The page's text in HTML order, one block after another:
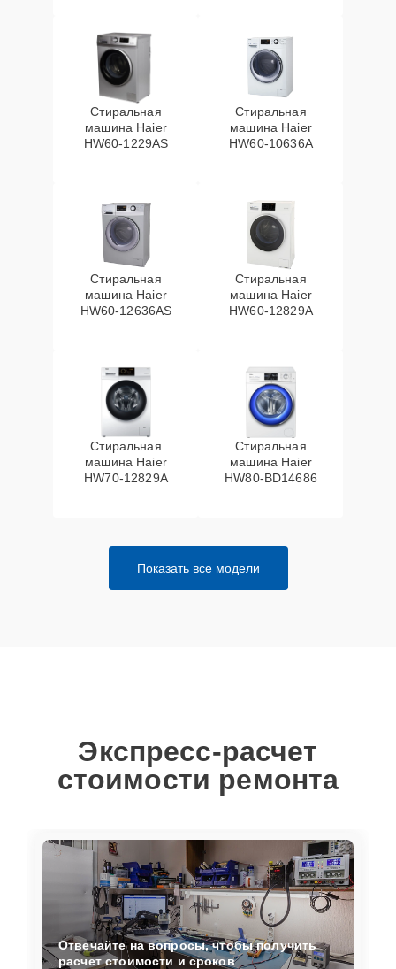
Стиральная
машина Haier
HW60-1229AS
Стиральная
машина Haier
HW60-10636A
Стиральная
машина Haier
HW60-12636AS
Стиральная
машина Haier
HW60-12829A
Стиральная
машина Haier
HW70-12829A
Стиральная
машина Haier
HW80-BD14686
Показать все модели
Экспресс-расчет
стоимости ремонта
Отвечайте на вопросы, чтобы получить
расчет стоимости и сроков